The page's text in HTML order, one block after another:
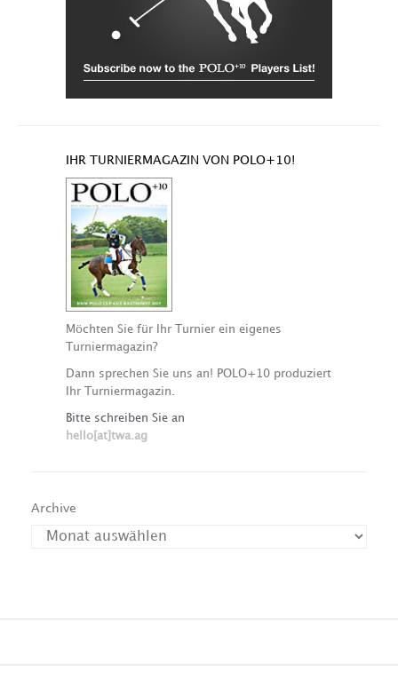
IHR TURNIERMAGAZIN VON POLO+10!
Möchten Sie für Ihr Turnier ein eigenes
Turniermagazin?
Dann sprechen Sie uns an! POLO+10 produziert
Ihr Turniermagazin.
Bitte schreiben Sie an
hello[at]twa.ag
Archive